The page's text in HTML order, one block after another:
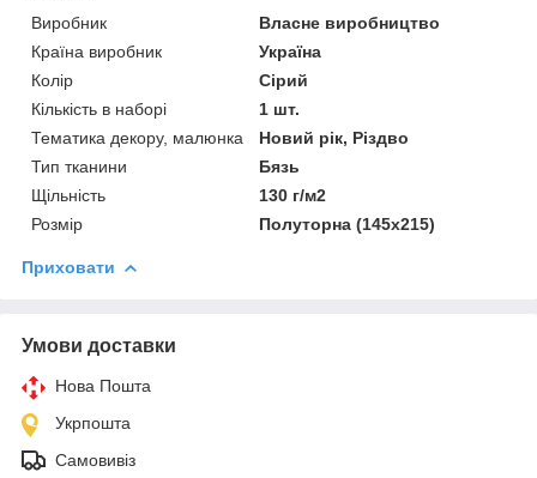
Виробник
Власне виробництво
Країна виробник
Україна
Колір
Сірий
Кількість в наборі
1 шт.
Тематика декору, малюнка
Новий рік, Різдво
Тип тканини
Бязь
Щільність
130 г/м2
Розмір
Полуторна (145х215)
Приховати
Умови доставки
Нова Пошта
Укрпошта
Самовивіз